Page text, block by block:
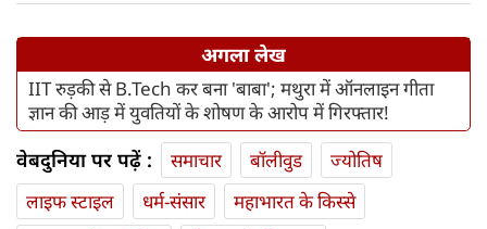
अगला लेख
IIT रुड़की से B.Tech कर बना 'बाबा'; मथुरा में ऑनलाइन गीता
ज्ञान की आड़ में युवतियों के शोषण के आरोप में गिरफ्तार!
वेबदुनिया पर पढ़ें : समाचार बॉलीवुड
ज्योतिष
लाइफ स्‍टाइल
धर्म-संसार
महाभारत के किस्से